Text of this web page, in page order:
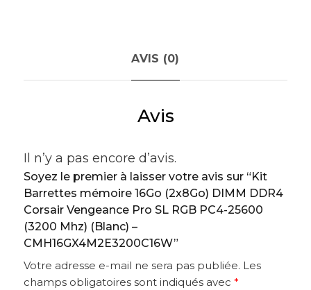
AVIS (0)
Avis
Il n’y a pas encore d’avis.
Soyez le premier à laisser votre avis sur “Kit
Barrettes mémoire 16Go (2x8Go) DIMM DDR4
Corsair Vengeance Pro SL RGB PC4-25600
(3200 Mhz) (Blanc) –
CMH16GX4M2E3200C16W”
Votre adresse e-mail ne sera pas publiée. Les
champs obligatoires sont indiqués avec *